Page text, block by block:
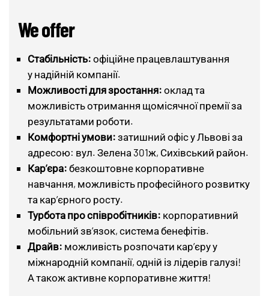
We offer
Стабільність: офіційне працевлаштування
у надійній компанії.
Можливості для зростання: оклад та
можливість отримання щомісячної премії за
результатами роботи.
Комфортні умови: затишний офіс у Львові за
адресою: вул. Зелена 301ж, Сихівський район.
Кар’єра: безкоштовне корпоративне
навчання, можливість професійного розвитку
та кар’єрного росту.
Турбота про співробітників: корпоративний
мобільний зв’язок, система бенефітів.
Драйв: можливість розпочати кар’єру у
міжнародній компанії, одній із лідерів галузі!
А також активне корпоративне життя!